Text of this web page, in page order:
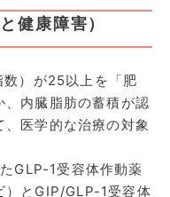
健康障害）
）が25以上を「肥
内臓脂肪の蓄積が認
医学的な治療の対象
GLP-1受容体作動薬
）とGIP/GLP-1受容体